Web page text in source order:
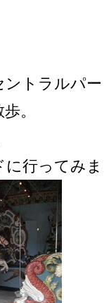
ントラルパー
。
行ってみま